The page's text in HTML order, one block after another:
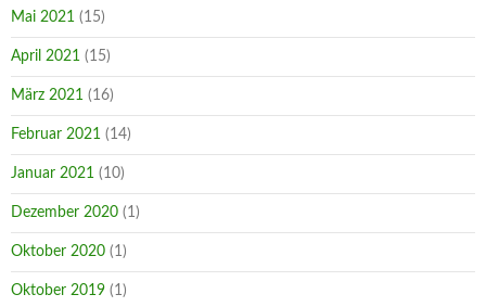
Mai 2021 (15)
April 2021 (15)
März 2021 (16)
Februar 2021 (14)
Januar 2021 (10)
Dezember 2020 (1)
Oktober 2020 (1)
Oktober 2019 (1)